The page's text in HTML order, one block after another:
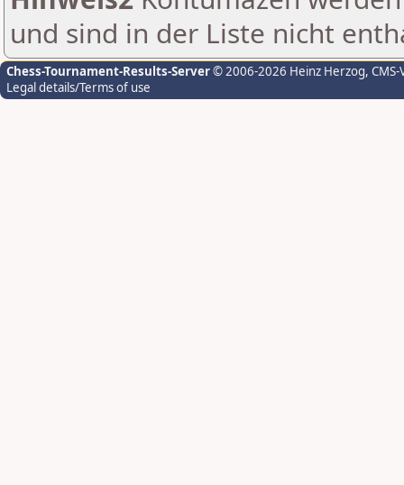
und sind in der Liste nicht
Chess-Tournament-Results-Server© 2006-2026 Heinz Herzog,
Legal details/Terms of use